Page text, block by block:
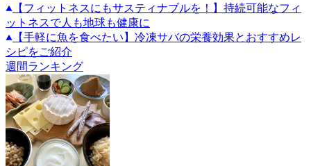
【フィットネスにもサスティナブルを！】持続可能なフィ
ットネスで人も地球も健康に
【手軽に魚を食べたい】冷凍サバの栄養効果とおすすめレ
シピをご紹介
週間ランキング